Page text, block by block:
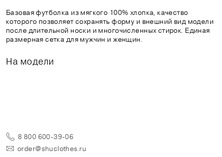
Базовая футболка из мягкого 100% хлопка, качество
которого позволяет сохранять форму и внешний вид модели
после длительной носки и многочисленных стирок. Единая
размерная сетка для мужчин и женщин.
На модели
8 800 600-39-06
order@shuclothes.ru